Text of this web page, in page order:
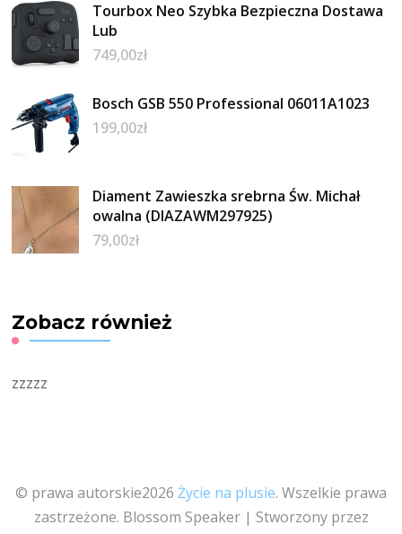
Tourbox Neo Szybka Bezpieczna Dostawa
Lub
749,00zł
Bosch GSB 550 Professional 06011A1023
199,00zł
Diament Zawieszka srebrna Św. Michał
owalna (DIAZAWM297925)
79,00zł
Zobacz również
zzzzz
© prawa autorskie2026 Życie na plusie. Wszelkie prawa
zastrzeżone. Blossom Speaker | Stworzony przez